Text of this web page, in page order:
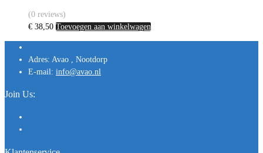
(0 reviews)
€ 38,50 Toevoegen aan winkelwagen
Adres: Avao , Nootdorp
E-mail: info@avao.nl
Join Us: